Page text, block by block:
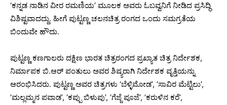
‘ಕನ್ನಡ ನಾಡಿನ ವೀರ ರಮಣಿಯ’ ಮೂಲಕ ಅವರು ಓಬವ್ವನಿಗೆ ನೀಡಿದ ಪ್ರಸಿದ್ಧಿ
ವಿಶಿಷ್ಟವಾದದ್ದು. ಹೀಗೆ ಪುಟ್ಟಣ್ಣ ಚಲನಚಿತ್ರ ರಂಗದ ಒಂದು ಸಮಗ್ರತೆಯ
ಬಿಂದುವೇ ಹೌದು.
ಪುಟ್ಟಣ್ಣ ಕಣಗಾಲರು ದಕ್ಷಿಣ ಭಾರತ ಚಿತ್ರರಂಗದ ಪ್ರಖ್ಯಾತ ಚಿತ್ರ ನಿರ್ದೇಶಕ,
ನಿರ್ಮಾಪಕ ಬಿ.ಆರ್ ಪಂತುಲು ಅವರ ಶಿಷ್ಯರಾಗಿ ನಿರ್ದೇಶಕ ವೃತ್ತಿಯನ್ನು
ಆರಂಭಿಸಿದರು. ಪುಟ್ಟಣ್ಣ ಅವರ ಚಿತ್ರಗಳು ‘ಬೆಳ್ಳಿಮೋಡ’, ‘ಸಾವಿರ ಮೆಟ್ಟಿಲು’,
‘ಮಲ್ಲಮ್ಮನ ಪವಾಡ’, ‘ಕಪ್ಪು ಬಿಳುಪು’, ‘ಗೆಜ್ಜೆ ಪೂಜೆ’, ‘ಕರುಳಿನ ಕರೆ’,